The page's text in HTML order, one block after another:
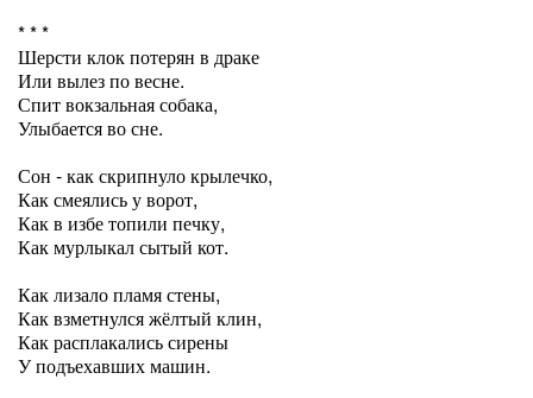
* * *
Шерсти клок потерян в драке
Или вылез по весне.
Спит вокзальная собака,
Улыбается во сне.
Сон - как скрипнуло крылечко,
Как смеялись у ворот,
Как в избе топили печку,
Как мурлыкал сытый кот.
Как лизало пламя стены,
Как взметнулся жёлтый клин,
Как расплакались сирены
У подъехавших машин.